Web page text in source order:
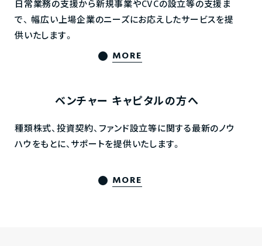
日常業務の支援から新規事業やCVCの設立等の支援ま
で、 幅広い上場企業のニーズにお応えしたサービスを提
供いたします。
MORE
ベンチャー キャピタルの方へ
種類株式、投資契約、ファンド設立等に関する最新のノウ
ハウをもとに、サポートを提供いたします。
MORE